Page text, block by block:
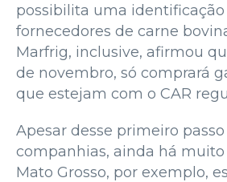
possibilita uma identificação
fornecedores de carne
Marfrig, inclusive, afirmou
de novembro, só comprará
que estejam com o CAR
Apesar desse primeiro
companhias, ainda há muito
Mato Grosso, por exemplo,